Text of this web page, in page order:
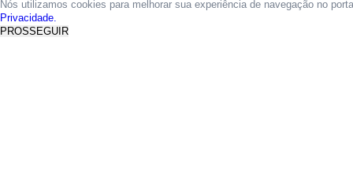
Nós utilizamos cookies para melhorar sua experiência de navegação no
Privacidade.
PROSSEGUIR